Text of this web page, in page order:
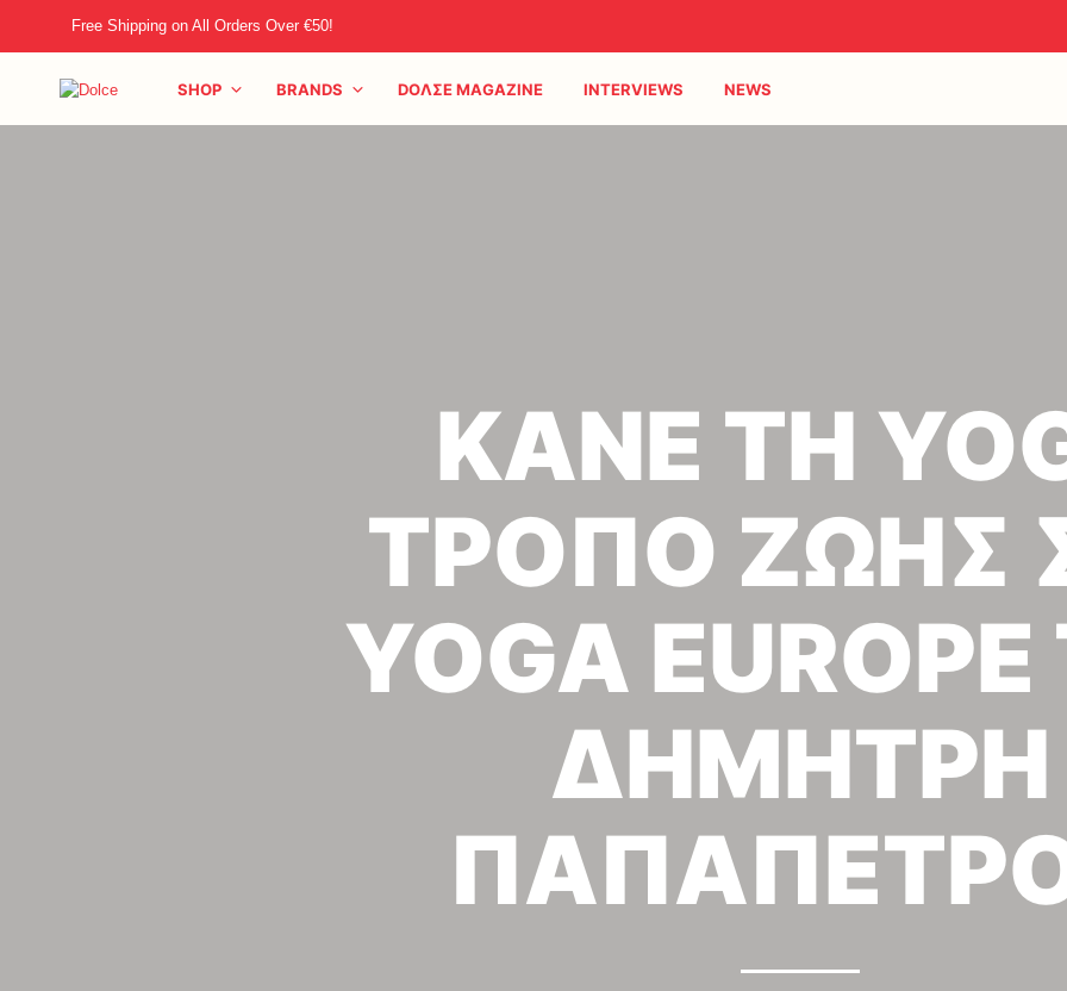
Free Shipping on All Orders Over €50!
SHOP BRANDS DOΛΣE MAGAZINE INTERVIEWS NEWS
ΚΑΝΕ ΤΗ
ΤΡΟΠΟ ΖΩΗΣ
YOGA
ΔΗΜΗΤΡΗ